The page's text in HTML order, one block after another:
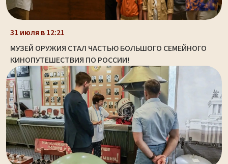
31 июля в 12:21
МУЗЕЙ ОРУЖИЯ СТАЛ ЧАСТЬЮ БОЛЬШОГО СЕМЕЙНОГО
КИНОПУТЕШЕСТВИЯ ПО РОССИИ!